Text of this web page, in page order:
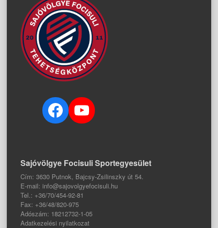
Facebook
YouTube
Sajóvölgye Focisuli Sportegyesület
Cím: 3630 Putnok, Bajcsy-Zsilinszky út 54.
E-mail: info@sajovolgyefocisuli.hu
Tel.: +36/70/454-92-81
Fax: +36/48/820-975
Adószám: 18212732-1-05
Adatkezelési nyilatkozat